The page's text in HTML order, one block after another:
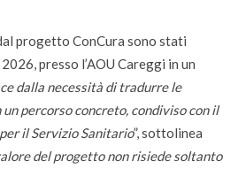
progetto ConCura sono stati
presso l’AOU Careggi in un
dalla necessità di tradurre le
percorso concreto, condiviso con il
il Servizio Sanitario”, sottolinea
del progetto non risiede soltanto